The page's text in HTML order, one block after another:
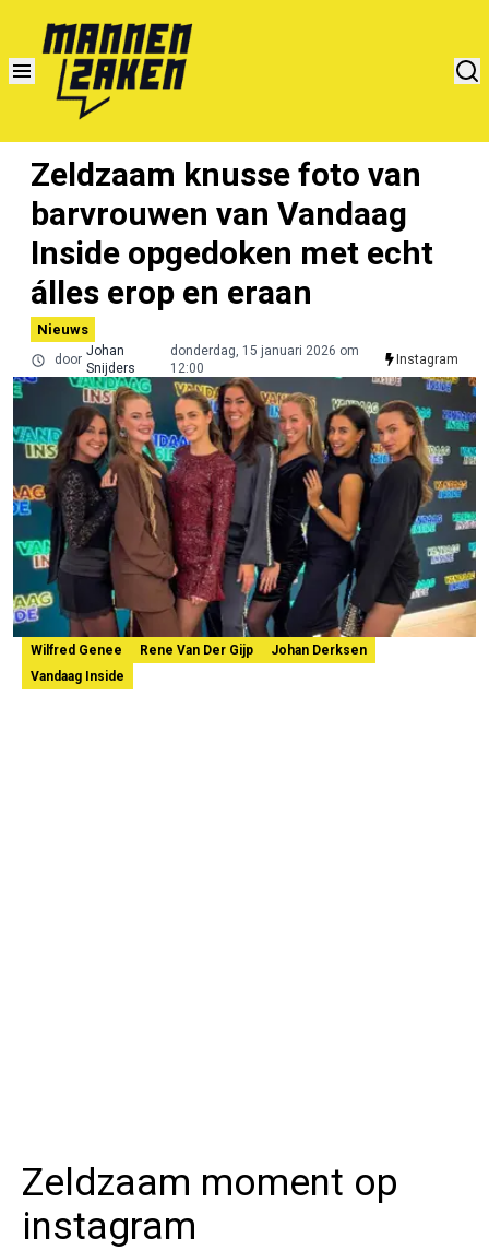
Zeldzaam knusse foto van
barvrouwen van Vandaag
Inside opgedoken met echt
álles erop en eraan
Nieuws
door
Johan
Snijders
donderdag, 15 januari 2026 om
12:00
Instagram
Wilfred Genee Rene Van Der Gijp
Johan Derksen
Vandaag Inside
Zeldzaam moment op
instagram